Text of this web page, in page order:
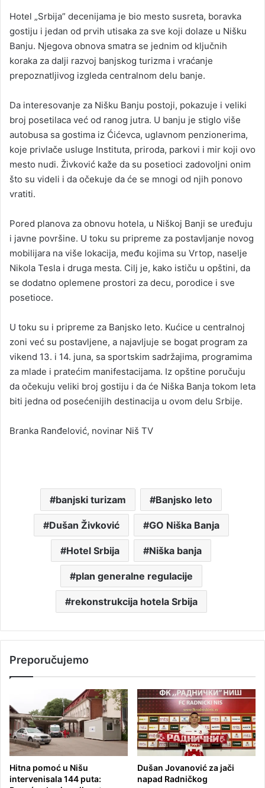
Hotel „Srbija” decenijama je bio mesto susreta, boravka
gostiju i jedan od prvih utisaka za sve koji dolaze u Nišku
Banju. Njegova obnova smatra se jednim od ključnih
koraka za dalji razvoj banjskog turizma i vraćanje
prepoznatljivog izgleda centralnom delu banje.
Da interesovanje za Nišku Banju postoji, pokazuje i veliki
broj posetilaca već od ranog jutra. U banju je stiglo više
autobusa sa gostima iz Ćićevca, uglavnom penzionerima,
koje privlače usluge Instituta, priroda, parkovi i mir koji ovo
mesto nudi. Živković kaže da su posetioci zadovoljni onim
što su videli i da očekuje da će se mnogi od njih ponovo
vratiti.
Pored planova za obnovu hotela, u Niškoj Banji se uređuju
i javne površine. U toku su pripreme za postavljanje novog
mobilijara na više lokacija, među kojima su Vrtop, naselje
Nikola Tesla i druga mesta. Cilj je, kako ističu u opštini, da
se dodatno oplemene prostori za decu, porodice i sve
posetioce.
U toku su i pripreme za Banjsko leto. Kućice u centralnoj
zoni već su postavljene, a najavljuje se bogat program za
vikend 13. i 14. juna, sa sportskim sadržajima, programima
za mlade i pratećim manifestacijama. Iz opštine poručuju
da očekuju veliki broj gostiju i da će Niška Banja tokom leta
biti jedna od posećenijih destinacija u ovom delu Srbije.
Branka Ranđelović, novinar Niš TV
banjski turizam Banjsko leto
Dušan Živković GO Niška Banja
Hotel Srbija Niška banja
plan generalne regulacije
rekonstrukcija hotela Srbija
Preporučujemo
Hitna pomoć u Nišu
intervenisala 144 puta:
Dušan Jovanović za jači
napad Radničkog